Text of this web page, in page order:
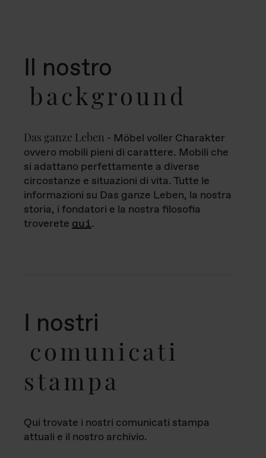
Il nostro
background
Das ganze Leben - Möbel voller Charakter
ovvero mobili pieni di carattere. Mobili che
si adattano perfettamente a diverse
circostanze e situazioni di vita. Tutte le
informazioni su Das ganze Leben, la nostra
storia, i fondatori e la nostra filosofia
troverete qui.
I nostri
comunicati
stampa
Qui trovate i nostri comunicati stampa
attuali e il nostro archivio.